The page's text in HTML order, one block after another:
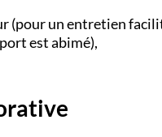
(pour un entretien
est abimé),